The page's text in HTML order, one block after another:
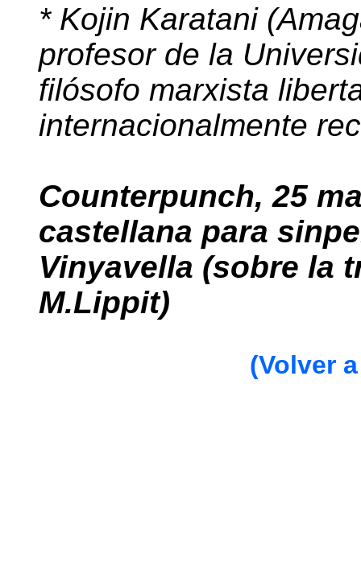
* Kojin Karatani
profesor de la
filósofo marxista
internacionalmente
Counterpunch, 25
castellana para
Vinyavella (sobre la
M.Lippit)
(Volver